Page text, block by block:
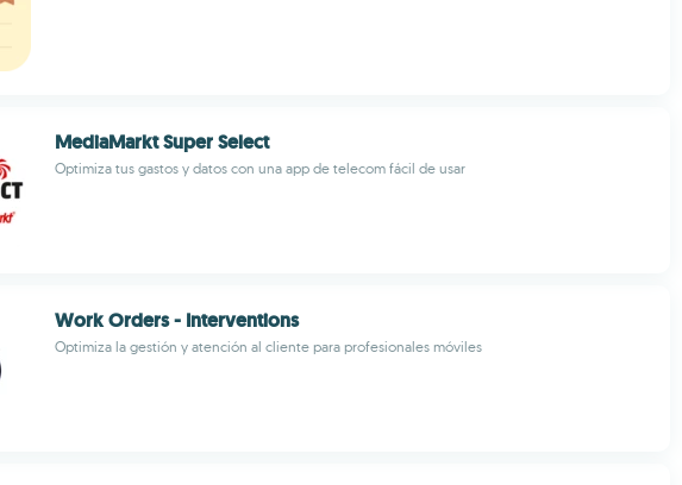
MediaMarkt Super Select
Optimiza tus gastos y datos con una app de telecom fácil de usar
Work Orders - Interventions
Optimiza la gestión y atención al cliente para profesionales móviles